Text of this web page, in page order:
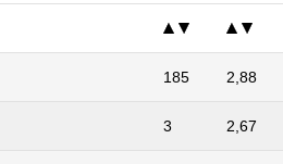
185 2,88
3 2,67